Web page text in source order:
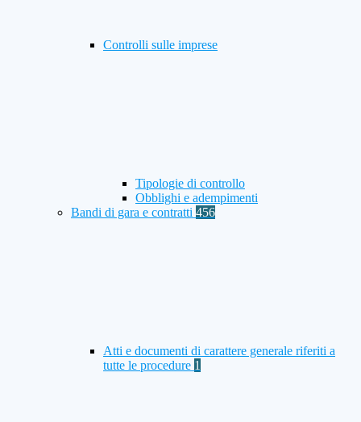
Controlli sulle imprese
Tipologie di controllo
Obblighi e adempimenti
Bandi di gara e contratti 456
Atti e documenti di carattere generale riferiti a
tutte le procedure 1